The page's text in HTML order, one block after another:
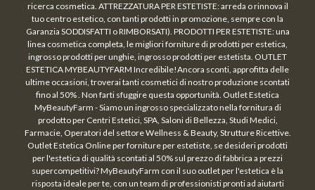
ricerca cosmetica. ATTREZZATURA PER ESTETISTE: arreda o rinnova il
tuo centro estetico, con tanti prodotti in promozione, sempre con la
Garanzia SODDISFATTI o RIMBORSATI). PRODOTTI PER ESTETISTE: una
linea cosmetica completa, le migliori forniture di prodotti per estetica,
ingrosso prodotti per unghie, ingrosso prodotti per estetista. OUTLET
ESTETICA MYBEAUTYFARM Incredibile!Ancora sconti, approfitta delle
ultime occasioni, troverai tanti cosmetici di nostro produzione scontati
fino al 50% . Non farti sfuggire questa opportunità. Outlet Estetica
MyBeautyFarm - Siamo un ingrosso specializzato nella fornitura di
prodotto per Centri Estetici, SPA, Saloni di Bellezza, Studi Medici,
Farmacie, Operatori del settore Wellness & Beauty, Strutture Ricettive.
Outlet Estetica Online per forniture per estetiste, se desideri prodotti
per l'estetica di qualità scontati al 50% sul prezzo di fabbrica a prezzi
supercompetitivi? MyBeautyFarm con il suo outlet per l'estetica è la
risposta ideale per te, con un team di professionisti pronti ad aiutarti